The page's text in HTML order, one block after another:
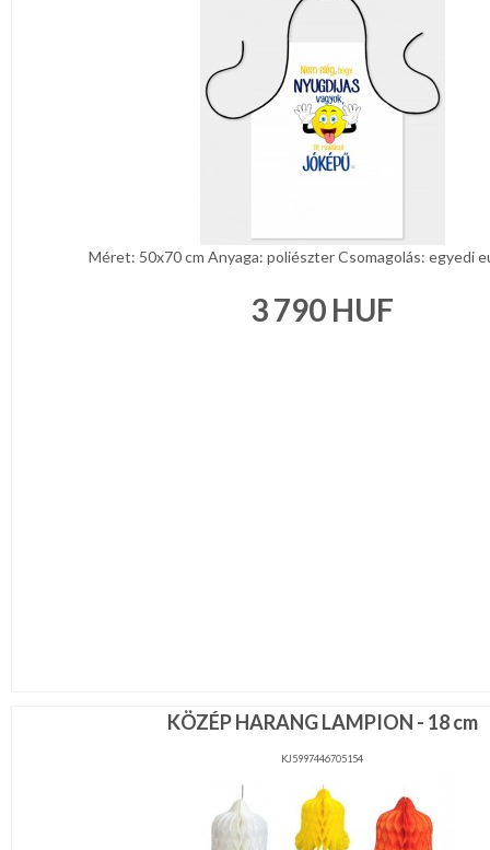
Méret: 50x70 cm Anyaga: poliészter Csomagolás: egyedi
3 790 HUF
KÖZÉP HARANG LAMPION - 18 cm
KJ5997446705154